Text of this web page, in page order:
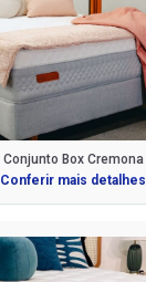
Conjunto Box Cremona
Conferir mais detalhes